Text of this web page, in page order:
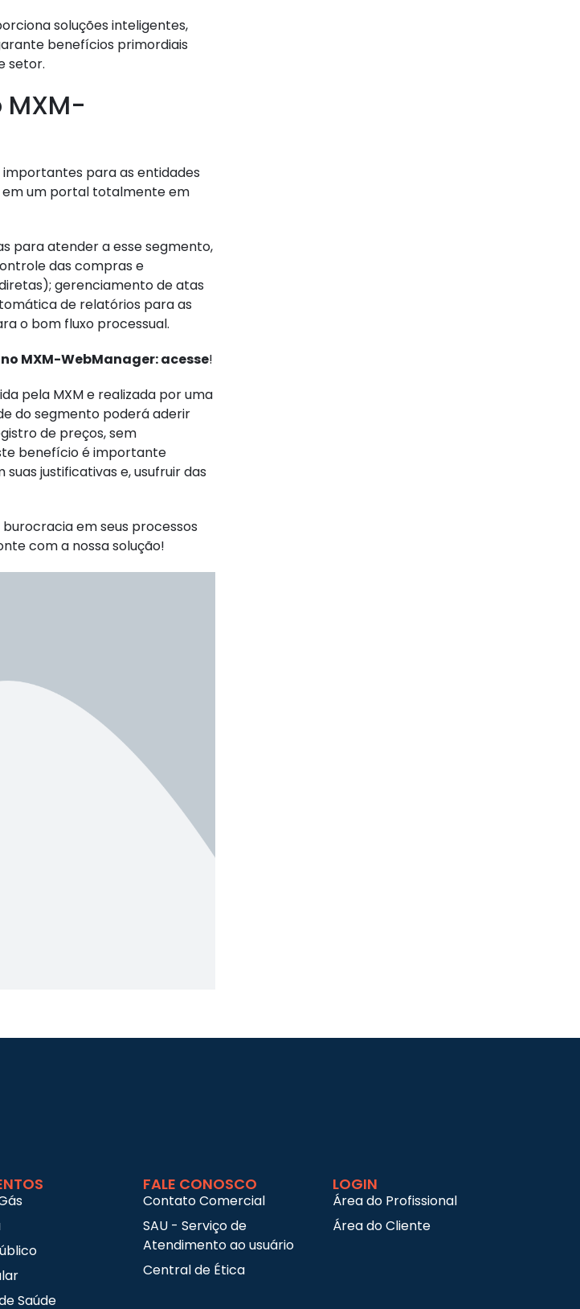
soluções inteligentes,
benefícios primordiais
setor.
para as entidades
em um portal totalmente em
para atender a esse segmento,
das compras e
gerenciamento de atas
de relatórios para as
o bom fluxo processual.
MXM-WebManager: acesse!
pela MXM e realizada por uma
do segmento poderá aderir
de preços, sem
benefício é importante
justificativas e, usufruir das
em seus processos
com a nossa solução!
Saúde
FALE CONOSCO
Contato Comercial
SAU - Serviço de
Atendimento ao usuário
Central de Ética
LOGIN
Área do Profissional
Área do Cliente